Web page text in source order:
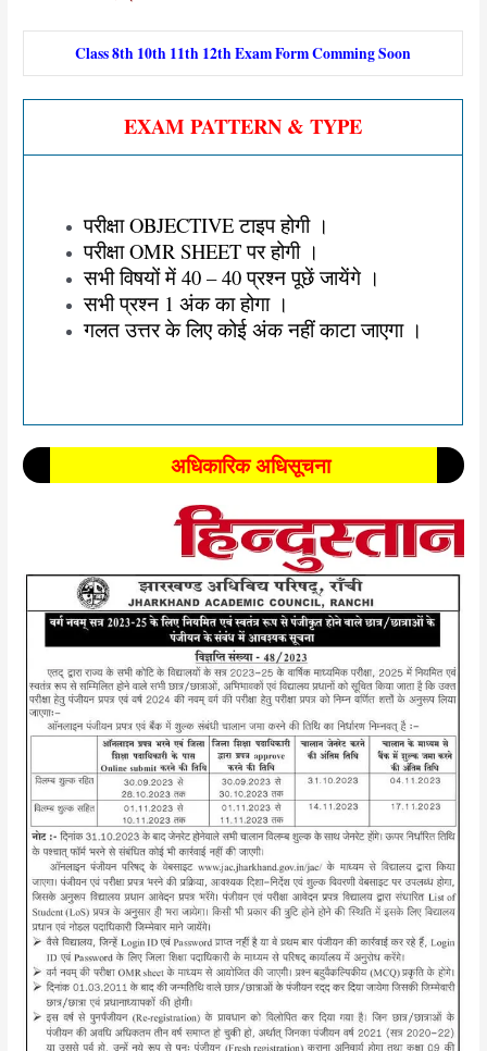
Class 8th 10th 11th 12th Exam Form Comming Soon
EXAM PATTERN & TYPE
परीक्षा OBJECTIVE टाइप होगी ।
परीक्षा OMR SHEET पर होगी ।
सभी विषयों में 40 – 40 प्रश्न पूछें जायेंगे ।
सभी प्रश्न 1 अंक का होगा ।
गलत उत्तर के लिए कोई अंक नहीं काटा जाएगा ।
अधिकारिक अधिसूचना